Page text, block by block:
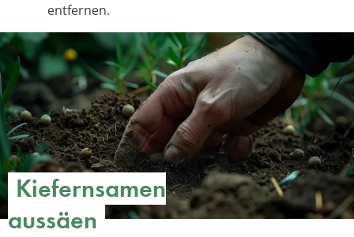
entfernen.
Kiefernsamen
aussäen